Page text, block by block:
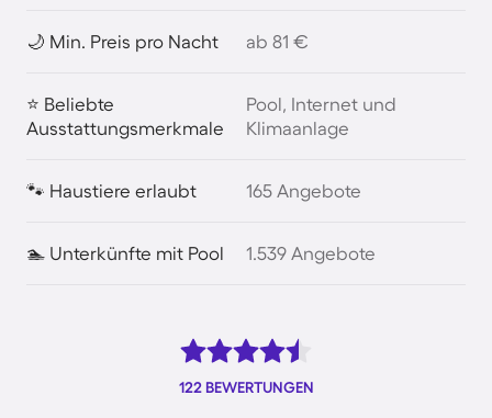
🌙 Min. Preis pro Nacht ab 81 €
⭐ Beliebte
Ausstattungsmerkmale
Pool, Internet und
Klimaanlage
🐾 Haustiere erlaubt 165 Angebote
🏊 Unterkünfte mit Pool 1.539 Angebote
122 BEWERTUNGEN